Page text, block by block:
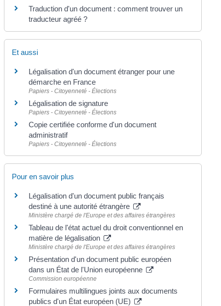
Traduction d'un document : comment trouver un
traducteur agréé ?
Et aussi
Légalisation d'un document étranger pour une
démarche en France
Papiers - Citoyenneté - Élections
Légalisation de signature
Papiers - Citoyenneté - Élections
Copie certifiée conforme d'un document
administratif
Papiers - Citoyenneté - Élections
Pour en savoir plus
Légalisation d'un document public français
destiné à une autorité étrangère
Ministère chargé de l'Europe et des affaires étrangères
Tableau de l'état actuel du droit conventionnel en
matière de légalisation
Ministère chargé de l'Europe et des affaires étrangères
Présentation d'un document public européen
dans un État de l'Union européenne
Commission européenne
Formulaires multilingues joints aux documents
publics d'un État européen (UE)